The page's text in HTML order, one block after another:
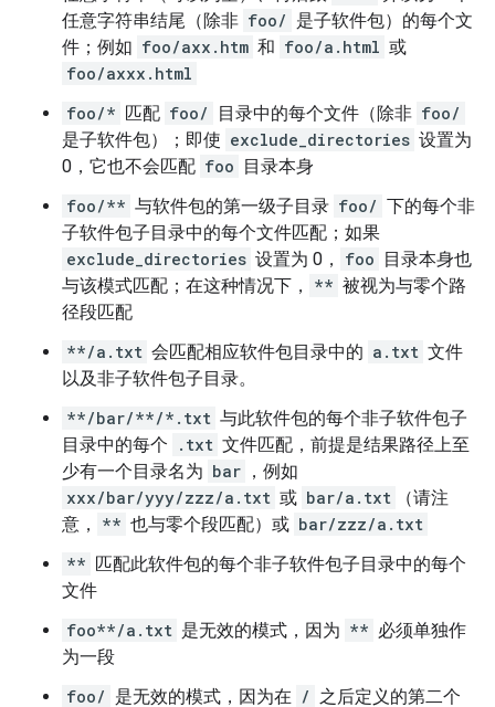
任意字符串结尾（除非 foo/ 是子软件包）的每个文
件；例如 foo/axx.htm 和 foo/a.html 或
foo/axxx.html
foo/* 匹配 foo/ 目录中的每个文件（除非 foo/
是子软件包）；即使 exclude_directories 设置为
0，它也不会匹配 foo 目录本身
foo/** 与软件包的第一级子目录 foo/ 下的每个非
子软件包子目录中的每个文件匹配；如果
exclude_directories 设置为 0， foo 目录本身也
与该模式匹配；在这种情况下，
** 被视为与零个路
径段匹配
**/a.txt 会匹配相应软件包目录中的 a.txt 文件
以及非子软件包子目录。
**/bar/**/*.txt 与此软件包的每个非子软件包子
目录中的每个
.txt 文件匹配，前提是结果路径上至
少有一个目录名为 bar ，例如
xxx/bar/yyy/zzz/a.txt 或 bar/a.txt
（请注
意，
** 也与零个段匹配）或 bar/zzz/a.txt
** 匹配此软件包的每个非子软件包子目录中的每个
文件
foo**/a.txt 是无效的模式，因为 ** 必须单独作
为一段
foo/ 是无效的模式，因为在 / 之后定义的第二个